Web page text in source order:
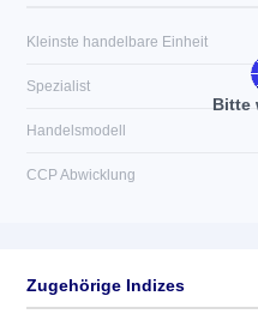
Bitte
Kleinste handelbare Einheit
Spezialist
Handelsmodell
CCP Abwicklung
Zugehörige Indizes